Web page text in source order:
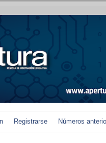
Registrarse Números